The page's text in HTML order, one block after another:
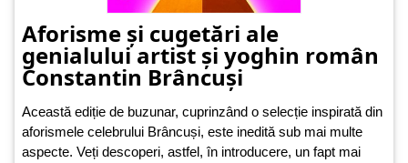
Aforisme și cugetări ale
genialului artist și yoghin român
Constantin Brâncuși
Această ediție de buzunar, cuprinzând o selecție inspirată din
aforismele celebrului Brâncuși, este inedită sub mai multe
aspecte. Veți descoperi, astfel, în introducere, un fapt mai